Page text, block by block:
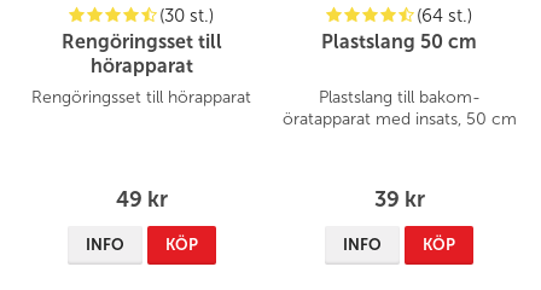
(30 st.)
Rengöringsset till
hörapparat
Rengöringsset till hörapparat
49 kr
INFO KÖP
(64 st.)
Plastslang 50 cm
Plastslang till bakom-
öratapparat med insats, 50 cm
39 kr
INFO KÖP